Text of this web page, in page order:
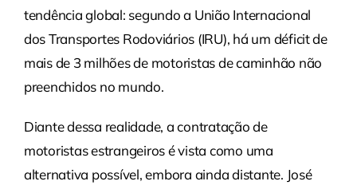
tendência global: segundo a União Internacional
dos Transportes Rodoviários (IRU), há um déficit de
mais de 3 milhões de motoristas de caminhão não
preenchidos no mundo.
Diante dessa realidade, a contratação de
motoristas estrangeiros é vista como uma
alternativa possível, embora ainda distante. José